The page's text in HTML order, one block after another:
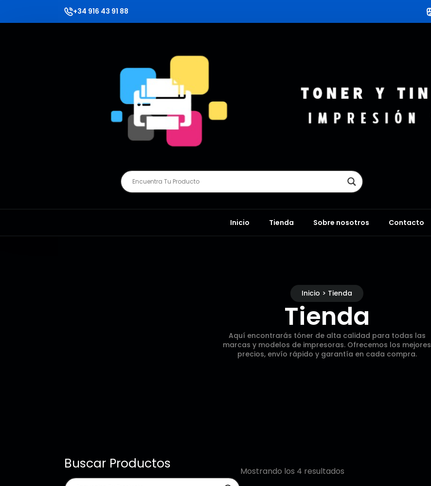
+34 916 43 91 88
Inicio Tienda Sobre nosotros Contacto
Inicio > Tienda
Tienda
Aquí encontrarás tóner de alta calidad para todas las
marcas y modelos de impresoras. Ofrecemos los mejores
precios, envío rápido y garantía en cada compra.
Buscar Productos Mostrando los 4 resultados